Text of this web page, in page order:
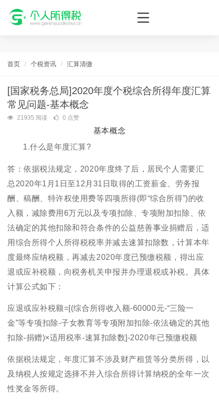
个人所得税网，最新个税资讯平台，您的个税管理专家！
首页 个税资讯 汇算清缴
[国家税务总局]2020年度个税综合所得年度汇算
常见问题-基本概念
21935 阅读 0 点赞
基本概念
1.什么是年度汇算?
答：依据税法规定，2020年度终了后，居民个人需要汇
总2020年1月1日至12月31日取得的工资薪金、劳务报
酬、稿酬、特许权使用费等四项所得(即“综合所得”)的收
入额，减除费用6万元以及专项扣除、专项附加扣除、依
法确定的其他扣除和符合条件的公益慈善事业捐赠后，适
用综合所得个人所得税税率并减去速算扣除数，计算本年
度最终应纳税额，再减去2020年度已预缴税额，得出应
退或应补税额，向税务机关申报并办理退税或补税。具体
计算公式如下：
应退或应补税额=[(综合所得收入额-60000元-“三险一
金”等专项扣除-子女教育等专项附加扣除-依法确定的其他
扣除-捐赠)×适用税率-速算扣除数]-2020年已预缴税额
依据税法规定，年度汇算不涉及财产租赁等分类所得，以
及纳税人按规定选择不并入综合所得计算纳税的全年一次
性奖金等所得。